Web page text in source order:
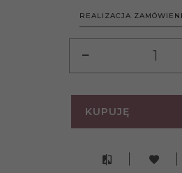
REALIZACJA
KUPUJĘ